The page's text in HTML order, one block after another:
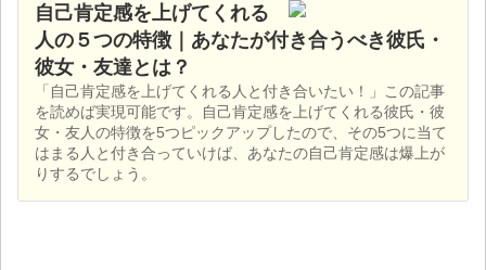
自己肯定感を上げてくれる
人の５つの特徴｜あなたが付き合うべき彼氏・
彼女・友達とは？
「自己肯定感を上げてくれる人と付き合いたい！」この記事
を読めば実現可能です。自己肯定感を上げてくれる彼氏・彼
女・友人の特徴を5つピックアップしたので、その5つに当て
はまる人と付き合っていけば、あなたの自己肯定感は爆上が
りするでしょう。